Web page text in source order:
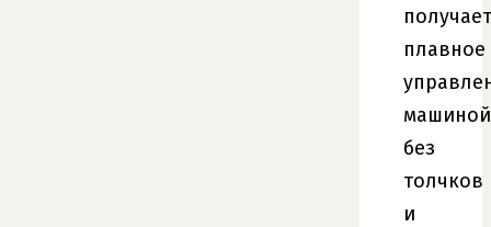
получает
плавное
машиной
без
толчков
и